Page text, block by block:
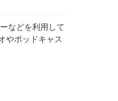
などを利用して
やポッドキャス